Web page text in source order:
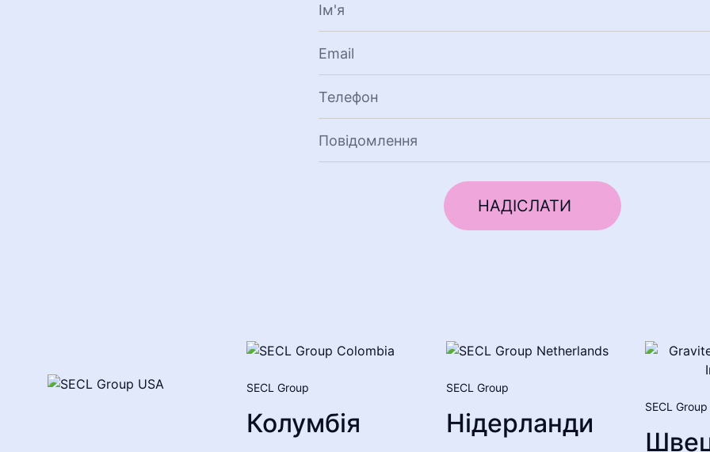
SECL Group
Колумбія
SECL Group
Нідерланди
SECL Group